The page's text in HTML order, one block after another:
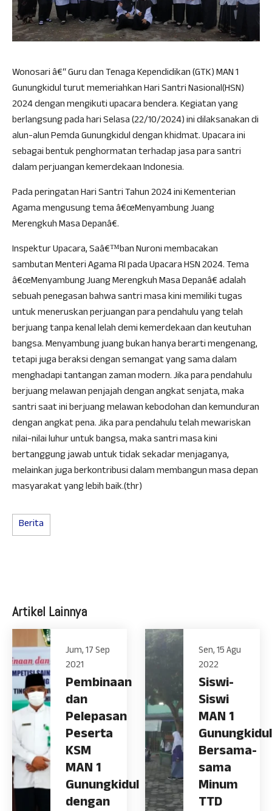
Wonosari â€“ Guru dan Tenaga Kependidikan (GTK) MAN 1
Gunungkidul turut memeriahkan Hari Santri Nasional(HSN)
2024 dengan mengikuti upacara bendera. Kegiatan yang
berlangsung pada hari Selasa (22/10/2024) ini dilaksanakan di
alun-alun Pemda Gunungkidul dengan khidmat. Upacara ini
sebagai bentuk penghormatan terhadap jasa para santri
dalam perjuangan kemerdekaan Indonesia.
Pada peringatan Hari Santri Tahun 2024 ini Kementerian
Agama mengusung tema â€œMenyambung Juang
Merengkuh Masa Depanâ€.
Inspektur Upacara, Saâ€™ban Nuroni membacakan
sambutan Menteri Agama RI pada Upacara HSN 2024. Tema
â€œMenyambung Juang Merengkuh Masa Depanâ€ adalah
sebuah penegasan bahwa santri masa kini memiliki tugas
untuk meneruskan perjuangan para pendahulu yang telah
berjuang tanpa kenal lelah demi kemerdekaan dan keutuhan
bangsa. Menyambung juang bukan hanya berarti mengenang,
tetapi juga beraksi dengan semangat yang sama dalam
menghadapi tantangan zaman modern. Jika para pendahulu
berjuang melawan penjajah dengan angkat senjata, maka
santri saat ini berjuang melawan kebodohan dan kemunduran
dengan angkat pena. Jika para pendahulu telah mewariskan
nilai-nilai luhur untuk bangsa, maka santri masa kini
bertanggung jawab untuk tidak sekadar menjaganya,
melainkan juga berkontribusi dalam membangun masa depan
masyarakat yang lebih baik.(thr)
Berita
Artikel Lainnya
Jum, 17 Sep
2021
Pembinaan
dan
Pelepasan
Peserta
KSM
MAN 1
Gunungkidul
dengan
Sen, 15 Agu
2022
Siswi-
Siswi
MAN 1
Gunungkidul
Bersama-
sama
Minum
TTD